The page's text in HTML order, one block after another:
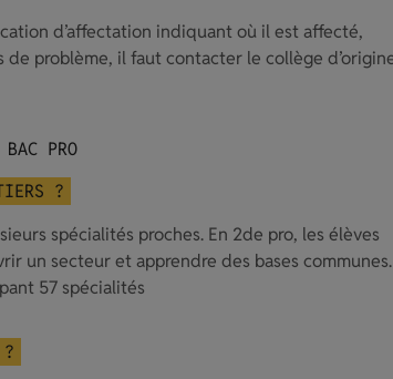
d’affectation indiquant où il est affecté,
problème, il faut contacter le collège
PRO
?
spécialités proches. En 2de pro, les élèves
un secteur et apprendre des bases communes.
57 spécialités
?